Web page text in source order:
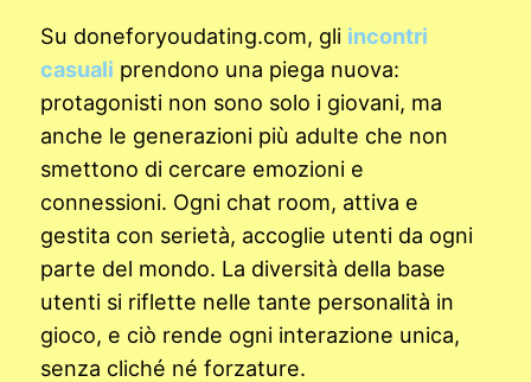
Su doneforyoudating.com, gli incontri
casuali prendono una piega nuova:
protagonisti non sono solo i giovani, ma
anche le generazioni più adulte che non
smettono di cercare emozioni e
connessioni. Ogni chat room, attiva e
gestita con serietà, accoglie utenti da ogni
parte del mondo. La diversità della base
utenti si riflette nelle tante personalità in
gioco, e ciò rende ogni interazione unica,
senza cliché né forzature.